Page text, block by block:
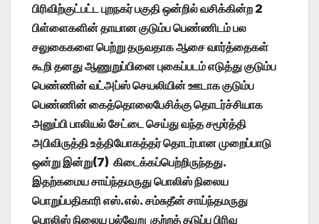
பிரிவிற்குட்பட்ட புறநகர் பகுதி ஒன்றில் வசிக்கின்ற 2
பிள்ளைகளின் தாயான குடும்ப பெண்ணிடம் பல
சலுகைகளை பெற்று தருவதாக ஆசை வார்த்தைகள்
கூறி தனது ஆணுறுப்பினை புகைப்படம் எடுத்து குடும்ப
பெண்ணின் வட்அப்ஸ் செயலியின் ஊடாக குடும்ப
பெண்ணின் கைத்தொலைபேசிக்கு தொடர்ச்சியாக
அனுப்பி பாலியல் சேட்டை செய்து வந்த சமூர்த்தி
அபிவிருத்தி உத்தியோகத்தர் தொடர்பான முறைப்பாடு
ஒன்று இன்று(7) கிடைக்கப்பெற்றிருந்தது.
இதற்கமைய சாய்ந்தமருது பொலிஸ் நிலைய
பொறுப்பதிகாரி எஸ்.எல். சம்சுதீன் சாய்ந்தமருது
பொலிஸ் நிலைய பல்வேறு குற்றத் தடுப்பு பிரிவு